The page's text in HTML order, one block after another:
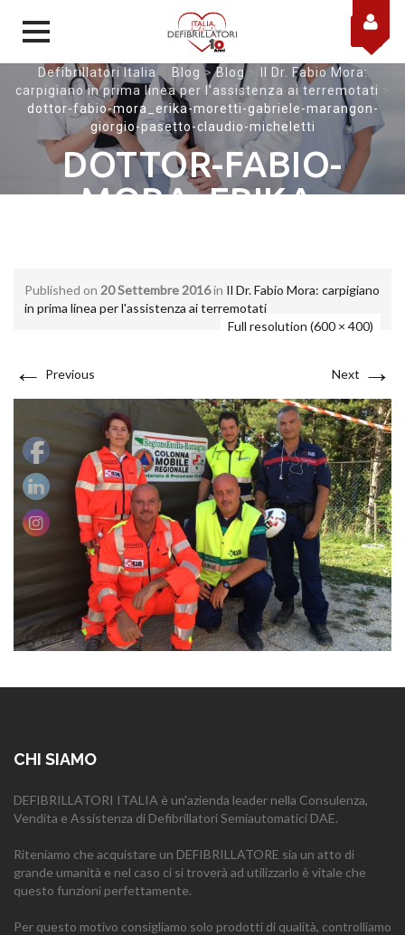
Skip to content
Defibrillatori Italia> Blog >Blog>
Il Dr. Fabio Mora:
carpigiano in prima linea per l'assistenza ai terremotati
dottor-fabio-mora_erika-moretti-gabriele-marangon-
giorgio-pasetto-claudio-micheletti
DOTTOR-FABIO-
MORA_ERIKA-
GIORGIO-PASETTO-
CLAUDIO-
Published on 20 Settembre 2016in Il Dr. Fabio Mora: carpigiano
in prima linea per l'assistenza ai terremotati
Full resolution (600 × 400)
← Previous Next →
CHI SIAMO
DEFIBRILLATORI ITALIA è un'azienda leader nella Consulenza,
Vendita e Assistenza di Defibrillatori Semiautomatici DAE.
Riteniamo che acquistare un DEFIBRILLATORE sia un atto di
grande umanità e nel caso ci si troverà ad utilizzarlo è vitale che
questo funzioni perfettamente.
Per questo motivo consigliamo solo prodotti di qualità, controlliamo